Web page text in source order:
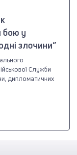
бою у
злочини”
Служби
дипломатичних